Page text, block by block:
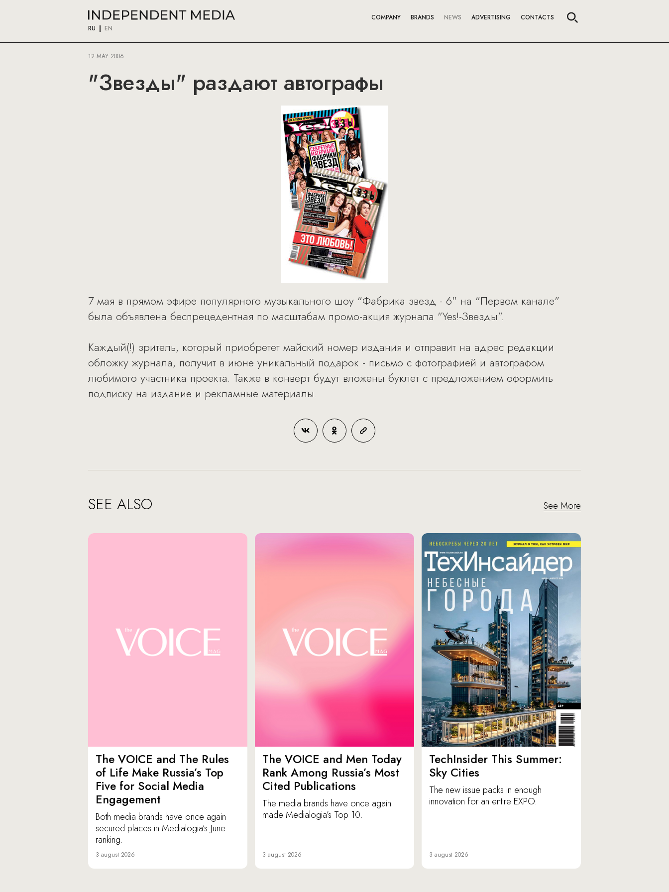
RU EN
COMPANY BRANDS NEWS ADVERTISING CONTACTS
12 MAY 2006
"Звезды" раздают автографы
7 мая в прямом эфире популярного музыкального шоу "Фабрика звезд - 6" на "Первом канале"
была объявлена беспрецедентная по масштабам промо-акция журнала "Yes!-Звезды".
Каждый(!) зритель, который приобретет майский номер издания и отправит на адрес редакции
обложку журнала, получит в июне уникальный подарок - письмо с фотографией и автографом
любимого участника проекта. Также в конверт будут вложены буклет с предложением оформить
подписку на издание и рекламные материалы.
SEE ALSO See More
The VOICE and The Rules
of Life Make Russia’s Top
Five for Social Media
Engagement
Both media brands have once again
secured places in Medialogia’s June
ranking.
3 august 2026
The VOICE and Men Today
Rank Among Russia’s Most
Cited Publications
The media brands have once again
made Medialogia’s Top 10.
3 august 2026
TechInsider This Summer:
Sky Cities
The new issue packs in enough
innovation for an entire EXPO.
3 august 2026